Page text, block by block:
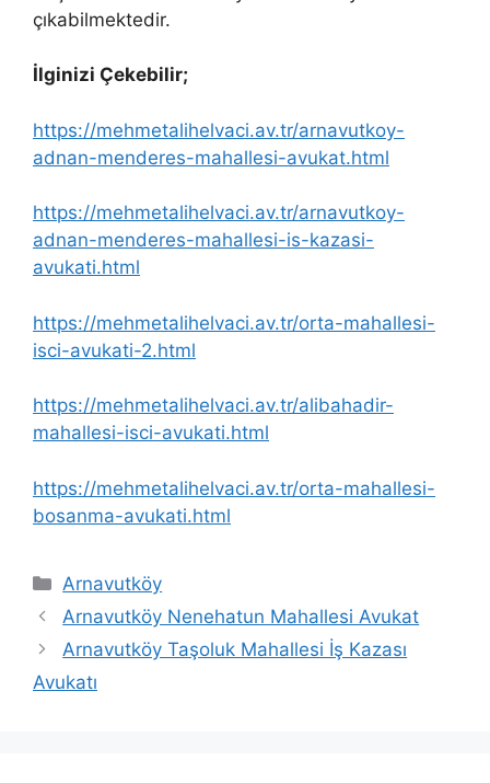
çıkabilmektedir.
İlginizi Çekebilir;
https://mehmetalihelvaci.av.tr/arnavutkoy-
adnan-menderes-mahallesi-avukat.html
https://mehmetalihelvaci.av.tr/arnavutkoy-
adnan-menderes-mahallesi-is-kazasi-
avukati.html
https://mehmetalihelvaci.av.tr/orta-mahallesi-
isci-avukati-2.html
https://mehmetalihelvaci.av.tr/alibahadir-
mahallesi-isci-avukati.html
https://mehmetalihelvaci.av.tr/orta-mahallesi-
bosanma-avukati.html
Kategoriler
Arnavutköy
Arnavutköy Nenehatun Mahallesi Avukat
Arnavutköy Taşoluk Mahallesi İş Kazası
Avukatı